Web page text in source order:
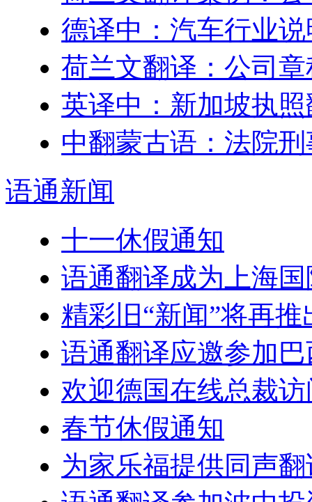
德译中：汽车行业
荷兰文翻译：公司
英译中：新加坡执
中翻蒙古语：法院
语通新闻
十一休假通知
语通翻译成为上海
精彩旧“新闻”将再推
语通翻译应邀参加
欢迎德国在线总裁
春节休假通知
为家乐福提供同声